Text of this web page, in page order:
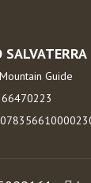
SALVATERRA
Guide